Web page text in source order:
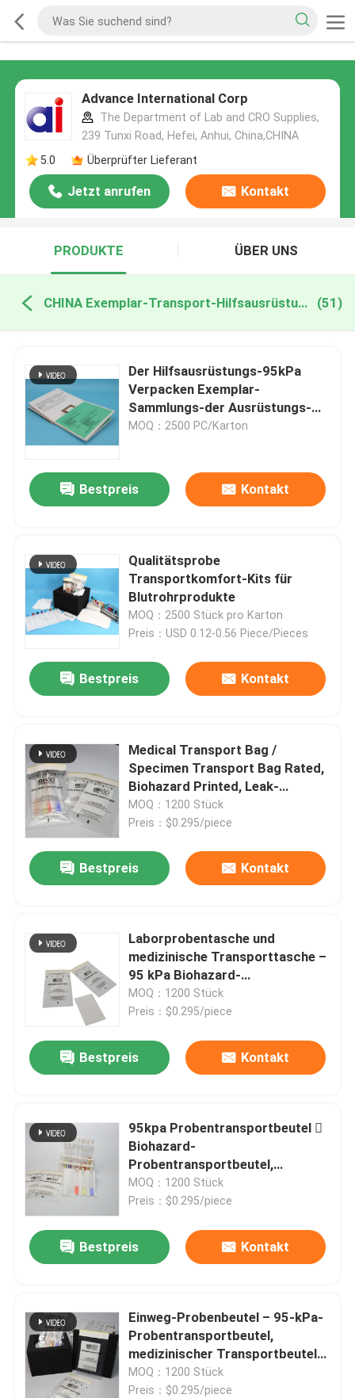
Advance International Corp
The Department of Lab and CRO Supplies,
239 Tunxi Road, Hefei, Anhui, China,CHINA
5.0
Überprüfter Lieferant
Jetzt anrufen Kontakt
PRODUKTE ÜBER UNS
CHINA Exemplar-Transport-Hilfsausrüstungen (51)
Der Hilfsausrüstungs-95kPa
Verpacken Exemplar-
Sammlungs-der Ausrüstungs-
ICAO
MOQ：2500 PC/Karton
Bestpreis Kontakt
Qualitätsprobe
Transportkomfort-Kits für
Blutrohrprodukte
MOQ：2500 Stück pro Karton
Preis：USD 0.12-0.56 Piece/Pieces
Bestpreis Kontakt
Medical Transport Bag /
Specimen Transport Bag Rated,
Biohazard Printed, Leak-
Resistant Lab Specimen Bag
With External Pouch
MOQ：1200 Stück
Preis：$0.295/piece
Bestpreis Kontakt
Laborprobentasche und
medizinische Transporttasche –
95 kPa Biohazard-
Probentransporttasche,
auslaufsichere Probentasche
MOQ：1200 Stück
Preis：$0.295/piece
Bestpreis Kontakt
95kpa Probentransportbeutel 
Biohazard-
Probentransportbeutel,
Medizinischer
Laborprobentransportbeutel,
Pathologie und Laborgebrauch
MOQ：1200 Stück
Preis：$0.295/piece
Bestpreis Kontakt
Einweg-Probenbeutel – 95-kPa-
Probentransportbeutel,
medizinischer Transportbeutel
für biologische Gefahrenstoffe,
idealer Laborprobenbeutel für
MOQ：1200 Stück
Preis：$0.295/piece